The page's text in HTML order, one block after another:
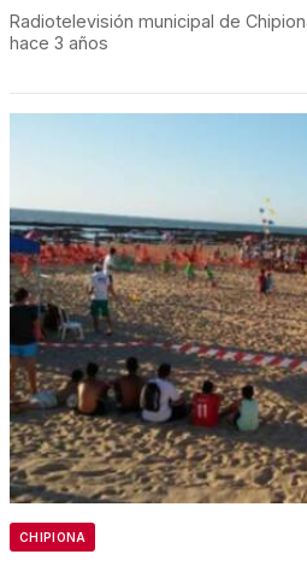
Radiotelevisión municipal de
hace 3 años
CHIPIONA